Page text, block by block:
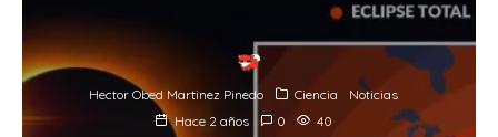
Hector Obed Martinez Pinedo Ciencia
Noticias
Hace 2 años
0 40